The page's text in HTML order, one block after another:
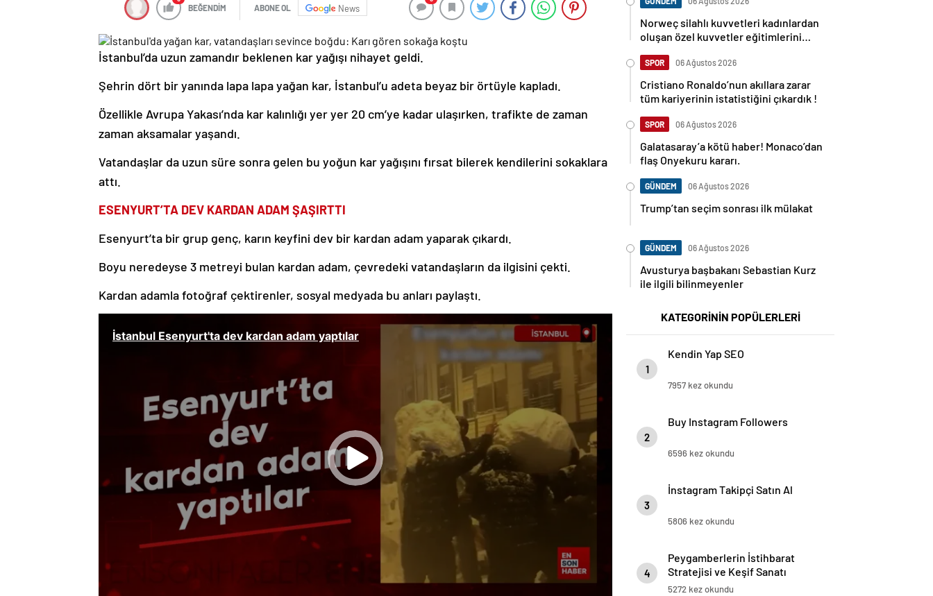
BEĞENDİM ABONE OL News
İstanbul’da uzun zamandır beklenen kar yağışı nihayet geldi.
Şehrin dört bir yanında lapa lapa yağan kar, İstanbul’u adeta beyaz bir örtüyle kapladı.
Özellikle Avrupa Yakası’nda kar kalınlığı yer yer 20 cm’ye kadar ulaşırken, trafikte de zaman
zaman aksamalar yaşandı.
Vatandaşlar da uzun süre sonra gelen bu yoğun kar yağışını fırsat bilerek kendilerini sokaklara
attı.
ESENYURT’TA DEV KARDAN ADAM ŞAŞIRTTI
Esenyurt’ta bir grup genç, karın keyfini dev bir kardan adam yaparak çıkardı.
Boyu neredeyse 3 metreyi bulan kardan adam, çevredeki vatandaşların da ilgisini çekti.
Kardan adamla fotoğraf çektirenler, sosyal medyada bu anları paylaştı.
Norweç silahlı kuvvetleri kadınlardan
oluşan özel kuvvetler eğitimlerini
SPOR 06 Ağustos 2026
Cristiano Ronaldo’nun akıllara zarar
tüm kariyerinin istatistiğini çıkardık !
SPOR 06 Ağustos 2026
Galatasaray’a kötü haber! Monaco’dan
flaş Onyekuru kararı.
GÜNDEM 06 Ağustos 2026
Trump’tan seçim sonrası ilk mülakat
GÜNDEM 06 Ağustos 2026
Avusturya başbakanı Sebastian Kurz
ile ilgili bilinmeyenler
KATEGORİNİN POPÜLERLERİ
1
Kendin Yap SEO
7957 kez okundu
2
Buy Instagram Followers
6596 kez okundu
3
İnstagram Takipçi Satın Al
5806 kez okundu
4
Peygamberlerin İstihbarat
Stratejisi ve Keşif Sanatı
5272 kez okundu